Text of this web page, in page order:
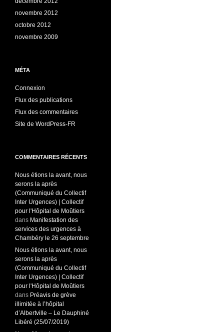
novembre 2012
octobre 2012
novembre 2009
MÉTA
Connexion
Flux des publications
Flux des commentaires
Site de WordPress-FR
COMMENTAIRES RÉCENTS
Nous étions la avant, nous
serons la après
(Communiqué du Collectif
Inter Urgences) | Collectif
pour l'Hôpital de Moûtiers
dans Manifestation des
services des urgences à
Chambéry le 26 septembre
Nous étions la avant, nous
serons la après
(Communiqué du Collectif
Inter Urgences) | Collectif
pour l'Hôpital de Moûtiers
dans Préavis de grève
illimitée à l’hôpital
d’Albertville – Le Dauphiné
Libéré (25/07/2019)